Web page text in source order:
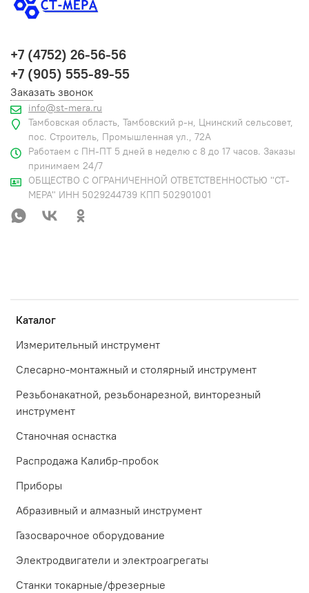
Каталог
Измерительный инструмент
Слесарно-монтажный и столярный инструмент
Резьбонакатной, резьбонарезной, винторезный
инструмент
Станочная оснастка
Распродажа Калибр-пробок
Приборы
Абразивный и алмазный инструмент
Газосварочное оборудование
Электродвигатели и электроагрегаты
Станки токарные/фрезерные
+7 (4752) 26-56-56
+7 (905) 555-89-55
Заказать звонок
info@st-mera.ru
Тамбовская область, Тамбовский р-н, Цнинский сельсовет,
пос. Строитель, Промышленная ул., 72А
Работаем с ПН-ПТ 5 дней в неделю с 8 до 17 часов. Заказы
принимаем 24/7
ОБЩЕСТВО С ОГРАНИЧЕННОЙ ОТВЕТСТВЕННОСТЬЮ "СТ-
МЕРА" ИНН 5029244739 КПП 502901001